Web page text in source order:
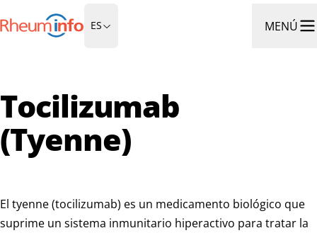
Ir a la página principal
ES MENÚ
Tocilizumab
(Tyenne)
El tyenne (tocilizumab) es un medicamento biológico que
suprime un sistema inmunitario hiperactivo para tratar la